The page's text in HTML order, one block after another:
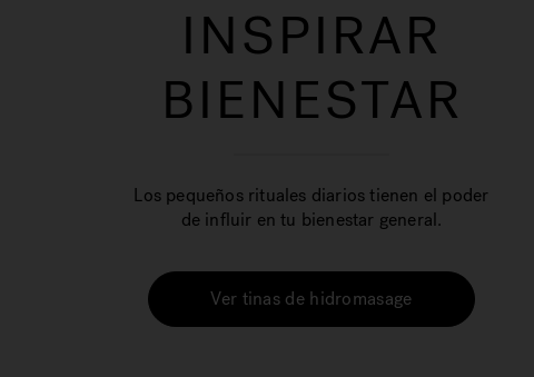
INSPIRAR
BIENESTAR
Los pequeños rituales diarios tienen el poder
de influir en tu bienestar general.
Ver tinas de hidromasage